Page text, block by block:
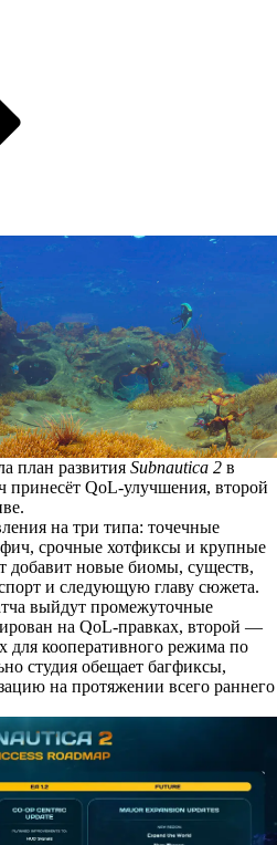
план развития Subnautica 2 в
принесёт QoL-улучшения, второй
на три типа: точечные
срочные хотфиксы и крупные
добавит новые биомы, существ,
и следующую главу сюжета.
выйдут промежуточные
на QoL-правках, второй —
для кооперативного режима по
студия обещает багфиксы,
на протяжении всего раннего